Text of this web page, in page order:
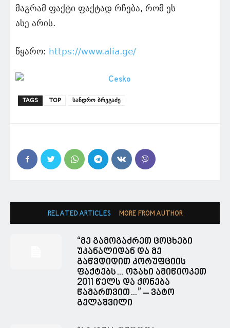
მაგრამ ფაქტი ფაქტად რჩება, რომ ეს
ასე არის.
წყარო: https://www.alia.ge/
TAGS TOP სანდრო ბრეგაძე
RELATED ARTICLES MORE FROM AUTHOR
“მე გამოგაძრეთ ცოცხები
უკანალიდან და მე
გაწვდიდით კორუფციის
ფაქტებს… ოჯახი ამიწიოკეთ
2011 წელს და ქონება
წამართვით…” – ვატო
გელაშვილი